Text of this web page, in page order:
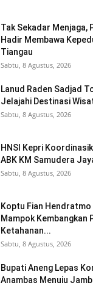
Tak Sekadar Menjaga,
Hadir Membawa
Tiangau
Sabtu, 8 Agustus, 2026
Lanud Raden Sadjad
Jelajahi Destinasi
Sabtu, 8 Agustus, 2026
HNSI Kepri
ABK KM Samudera
Sabtu, 8 Agustus, 2026
Koptu Fian
Mampok Kembangkan
Ketahanan...
Sabtu, 8 Agustus, 2026
Bupati Aneng Lepas
Anambas Menuju